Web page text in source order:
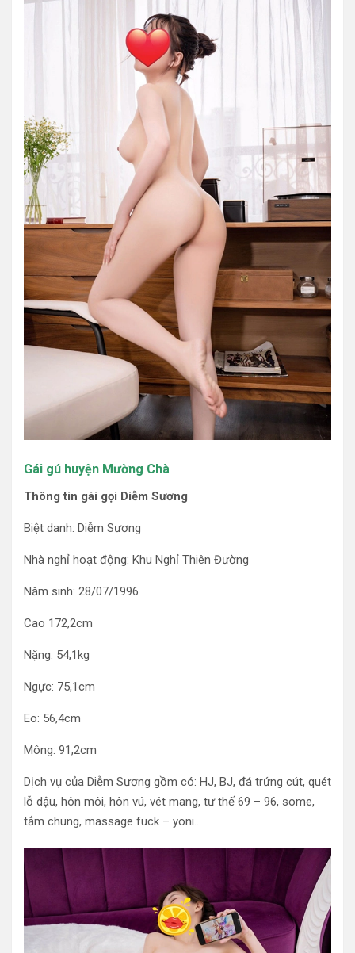
Gái gú huyện Mường Chà
Thông tin gái gọi Diễm Sương
Biệt danh: Diễm Sương
Nhà nghỉ hoạt động: Khu Nghỉ Thiên Đường
Năm sinh: 28/07/1996
Cao 172,2cm
Nặng: 54,1kg
Ngực: 75,1cm
Eo: 56,4cm
Mông: 91,2cm
Dịch vụ của Diễm Sương gồm có: HJ, BJ, đá trứng cút, quét
lỗ dậu, hôn môi, hôn vú, vét mang, tư thế 69 – 96, some,
tắm chung, massage fuck – yoni…